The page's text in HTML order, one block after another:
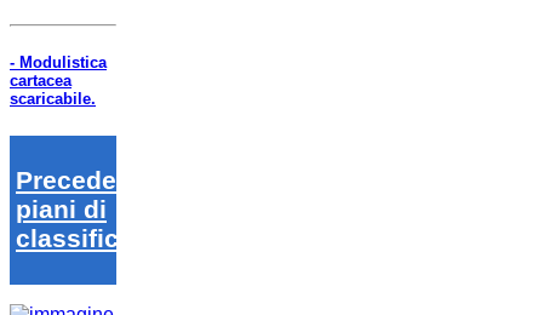
- Modulistica
cartacea
scaricabile.
Precedenti
piani di
classifica